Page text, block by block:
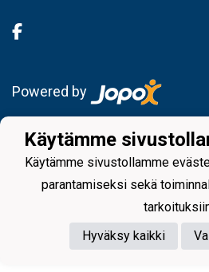
Powered by
Käytämme
Käytämme sivustollamme
parantamiseksi sekä
Hyväksy kaikki